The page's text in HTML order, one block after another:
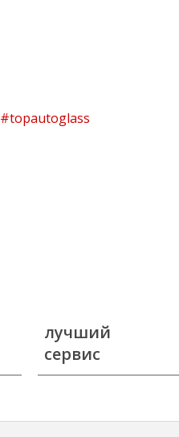
#topautoglass
лучший
сервис